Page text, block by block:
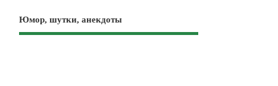
Юмор, шутки, анекдоты